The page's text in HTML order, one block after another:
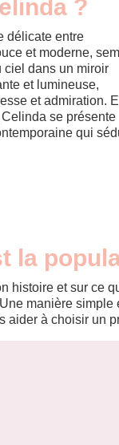
?
délicate entre
et moderne,
ciel dans un miroir
et lumineuse,
et admiration.
se présente
qui
la
histoire et sur
manière
aider à choisir un